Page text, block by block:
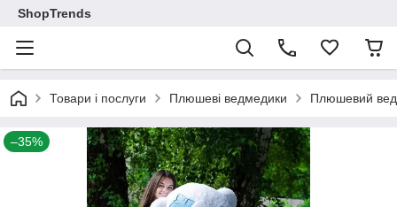
ShopTrends
Товари і послуги Плюшеві ведмедики Плюшевий
–35%